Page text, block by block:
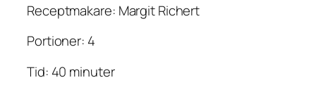
Receptmakare: Margit Richert
Portioner: 4
Tid: 40 minuter